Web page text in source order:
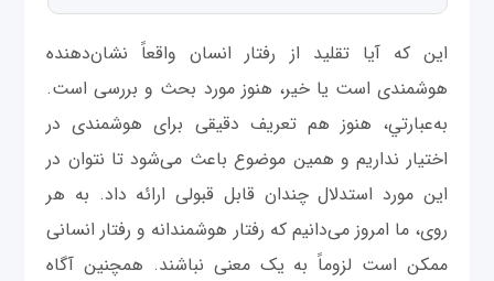
این که آیا تقلید از رفتار انسان واقعاً نشان‌دهنده
هوشمندی است یا خیر، هنوز مورد بحث و بررسی است.
به‌عبارتي، هنوز هم تعریف دقیقی برای هوشمندی در
اختیار نداریم و همین موضوع باعث می‌شود تا نتوان در
این مورد استدلال چندان قابل قبولی ارائه داد. به هر
روی، ما امروز می‌دانیم که رفتار هوشمندانه و رفتار انسانی
ممکن است لزوماً به یک معنی نباشند. همچنین آگاه